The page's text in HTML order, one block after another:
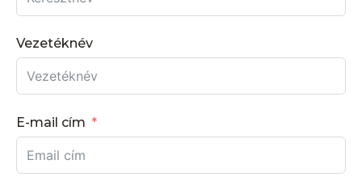
Vezetéknév
E-mail cím